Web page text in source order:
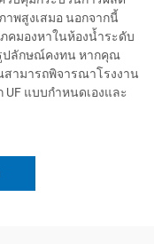
พสูงเสมอ นอกจากนี้
คมองหาในห้องน้ำระดับ
ปลักษณ์คงทน หากคุณ
ามารถพิจารณาโรงงาน
แบบกำหนดเองและ